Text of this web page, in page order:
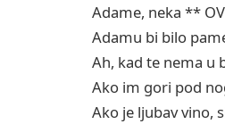
Adame, neka **
Adamu bi bilo
Ah, kad te nema u
Ako im gori pod
Ako je ljubav vino,